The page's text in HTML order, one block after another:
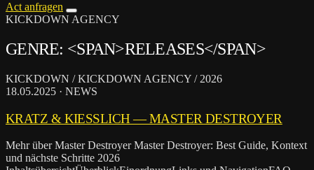
Act anfragen
KICKDOWN AGENCY
GENRE: <SPAN>RELEASES</SPAN>
KICKDOWN / KICKDOWN AGENCY / 2026
18.05.2025 · NEWS
KRATZ & KIESSLICH — MAS­TER DES­TROY­ER
Mehr über Master Destroyer Master Destroyer: Best Guide, Kontext
und nächste Schritte 2026